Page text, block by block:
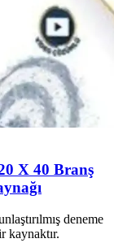
X 40 Branş
deneme
kaynaktır.